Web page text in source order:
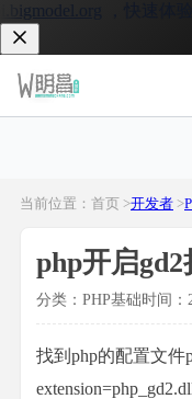
当前位置：首页 >开发者 >
php开启gd2
分类：PHP基础时间：
找到php的配置文件